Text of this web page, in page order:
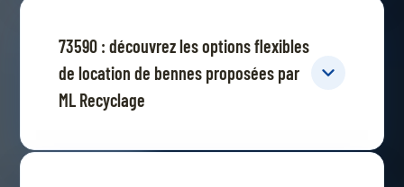
73590 : découvrez les options flexibles
de location de bennes proposées par
ML Recyclage